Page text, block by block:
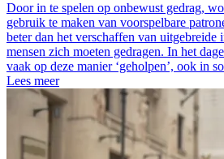
Door in te spelen op onbewust gedrag,
gebruik te maken van voorspelbare
beter dan het verschaffen van uitgebreide
mensen zich moeten gedragen. In het
vaak op deze manier ‘geholpen’, ook in
Lees meer